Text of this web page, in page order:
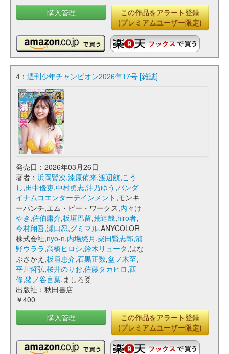
購入管理
この作品をアラート登録
(プレミアムユーザー限定)
4： 週刊少年チャンピオン2026年17号 [雑誌]
発売日：2026年03月26日
著者： 浜岡賢次,漆原侑来,渡辺航,こう
し,田中優吏,中村勇志,沖乃ゆう ,バンダ
イナムコエンターテインメント ,モンキ
ーパンチ,エム・ピー・ワークス,内々け
やき ,佐伯庸介,板垣巴留,荒達哉,hiro者,
今村翔吾,瀬口忍,グミマル,ANYCOLOR
株式会社,nyo-n,内場悠月 ,柴田賢志郎,浦
野ウララ,高橋ヒロシ,鈴木リュータ,はな
ぶさかえ,板垣恵介,石黒正数,盆ノ木至,
平川哲弘,桜井のりお,佐藤タカヒロ,西
修,猪ノ谷言葉,ましろ爻
出版社：秋田書店
￥400
購入管理
この作品をアラート登録
(プレミアムユーザー限定)